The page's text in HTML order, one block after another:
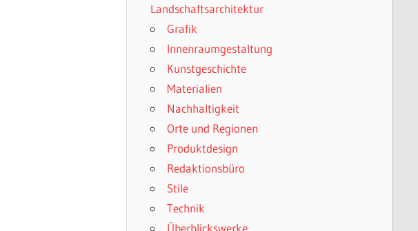
Landschaftsarchitektur
Grafik
Innenraumgestaltung
Kunstgeschichte
Materialien
Nachhaltigkeit
Orte und Regionen
Produktdesign
Redaktionsbüro
Stile
Technik
Überblickswerke